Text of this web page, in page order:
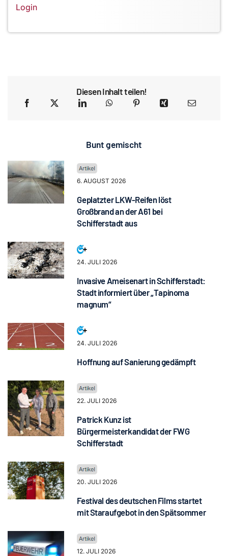
Login
Diesen Inhalt teilen!
Bunt gemischt
6. AUGUST 2026
Geplatzter LKW-Reifen löst
Großbrand an der A61 bei
Schifferstadt aus
24. JULI 2026
Invasive Ameisenart in Schifferstadt:
Stadt informiert über „Tapinoma
magnum“
24. JULI 2026
Hoffnung auf Sanierung gedämpft
22. JULI 2026
Patrick Kunz ist
Bürgermeisterkandidat der FWG
Schifferstadt
20. JULI 2026
Festival des deutschen Films startet
mit Staraufgebot in den Spätsommer
12. JULI 2026